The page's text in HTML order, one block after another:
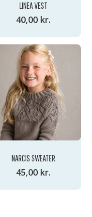
LINEA VEST
40,00 kr.
NARCIS SWEATER
45,00 kr.